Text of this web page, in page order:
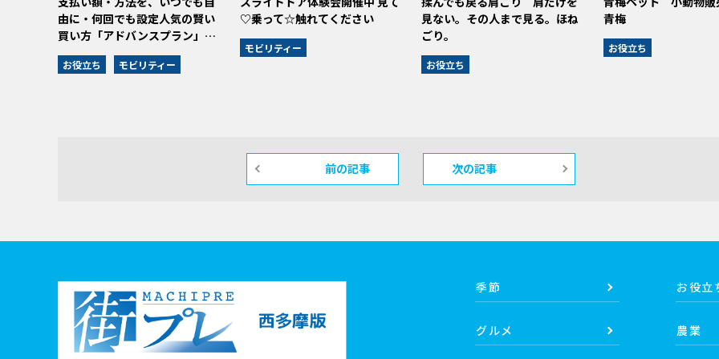
由に・何回でも設定人気の賢い
買い方「アドバンスプラン」…
お役立ち モビリティー
♡乗って☆触れてください
モビリティー
見ない。その人まで見る。ほね
ごり。
お役立ち
青梅
お役立ち
前の記事 次の記事
季節
グルメ
お役立
農業